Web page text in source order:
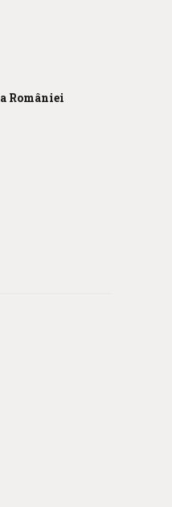
a României